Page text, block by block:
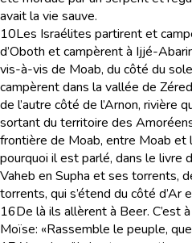
avait la vie sauve.
10Les Israélites partirent et
d’Oboth et campèrent à Ijjé-
vis-à-vis de Moab, du côté du
campèrent dans la vallée de
de l’autre côté de l’Arnon, rivière
sortant du territoire des
frontière de Moab, entre Moab et
pourquoi il est parlé, dans le livre
Vaheb en Supha et ses torrents,
torrents, qui s’étend du côté
16De là ils allèrent à Beer. C’est
Moïse: «Rassemble le peuple,